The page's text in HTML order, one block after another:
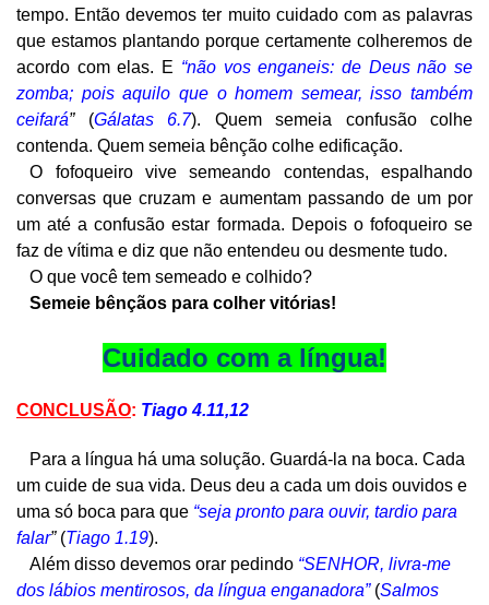
tempo. Então devemos ter muito cuidado com as palavras
que estamos plantando porque certamente colheremos de
acordo com elas. E “não vos enganeis: de Deus não se
zomba; pois aquilo que o homem semear, isso também
ceifará”(Gálatas 6.7). Quem semeia confusão colhe
contenda. Quem semeia bênção colhe edificação.
O fofoqueiro vive semeando contendas, espalhando
conversas que cruzam e aumentam passando de um por
um até a confusão estar formada. Depois o fofoqueiro se
faz de vítima e diz que não entendeu ou desmente tudo.
O que você tem semeado e colhido?
Semeie bênçãos para colher vitórias!
Cuidado com a língua!
CONCLUSÃO: Tiago 4.11,12
Para a língua há uma solução. Guardá-la na boca. Cada
um cuide de sua vida. Deus deu a cada um dois ouvidos e
uma só boca para que “seja pronto para ouvir, tardio para
falar”(Tiago 1.19).
Além disso devemos orar pedindo “SENHOR, livra-me
dos lábios mentirosos, da língua enganadora”(Salmos